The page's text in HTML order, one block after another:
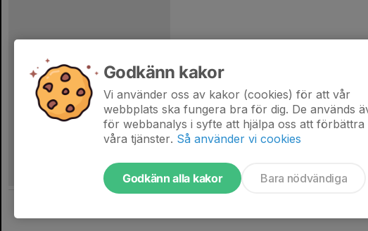
Godkänn kakor
Vi använder oss av kakor (cookies) för att vår
webbplats ska fungera bra för dig. De används
för webbanalys i syfte att hjälpa oss att förbättra
våra tjänster. Så använder vi cookies
Godkänn alla kakor Bara nödvändiga